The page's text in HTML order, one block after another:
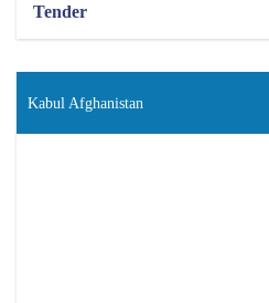
Tender
Kabul Afghanistan